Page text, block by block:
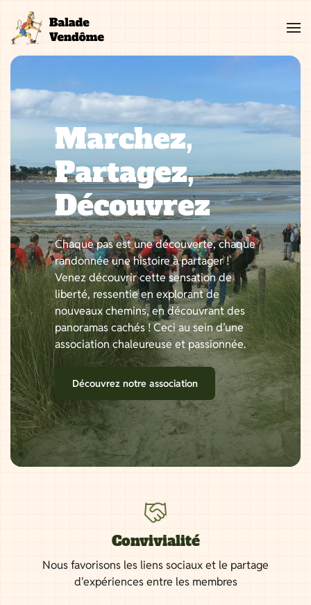
contenu
Marchez,
Partagez,
Découvrez
Chaque pas est une découverte, chaque
randonnée une histoire à partager !
Venez découvrir cette sensation de
liberté, ressentie en explorant de
nouveaux chemins, en découvrant des
panoramas cachés ! Ceci au sein d’une
association chaleureuse et passionnée.
Découvrez notre association
Convivialité
Nous favorisons les liens sociaux et le partage
d'expériences entre les membres